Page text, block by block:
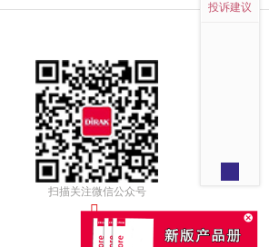
扫描关注微信公众号
投诉建议